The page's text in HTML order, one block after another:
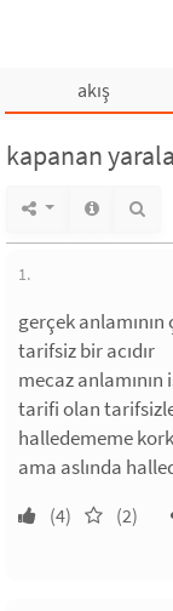
akış
kapanan
1.
gerçek
tarifsiz bir acıdır
mecaz anlamının
tarifi olan
halledememe
ama aslında
(4) (2)